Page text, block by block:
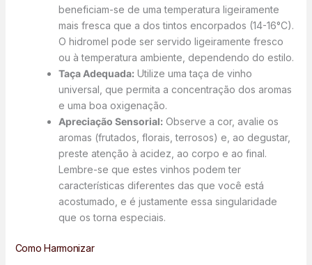
beneficiam-se de uma temperatura ligeiramente
mais fresca que a dos tintos encorpados (14-16°C).
O hidromel pode ser servido ligeiramente fresco
ou à temperatura ambiente, dependendo do estilo.
Taça Adequada:Utilize uma taça de vinho
universal, que permita a concentração dos aromas
e uma boa oxigenação.
Apreciação Sensorial:Observe a cor, avalie os
aromas (frutados, florais, terrosos) e, ao degustar,
preste atenção à acidez, ao corpo e ao final.
Lembre-se que estes vinhos podem ter
características diferentes das que você está
acostumado, e é justamente essa singularidade
que os torna especiais.
Como Harmonizar